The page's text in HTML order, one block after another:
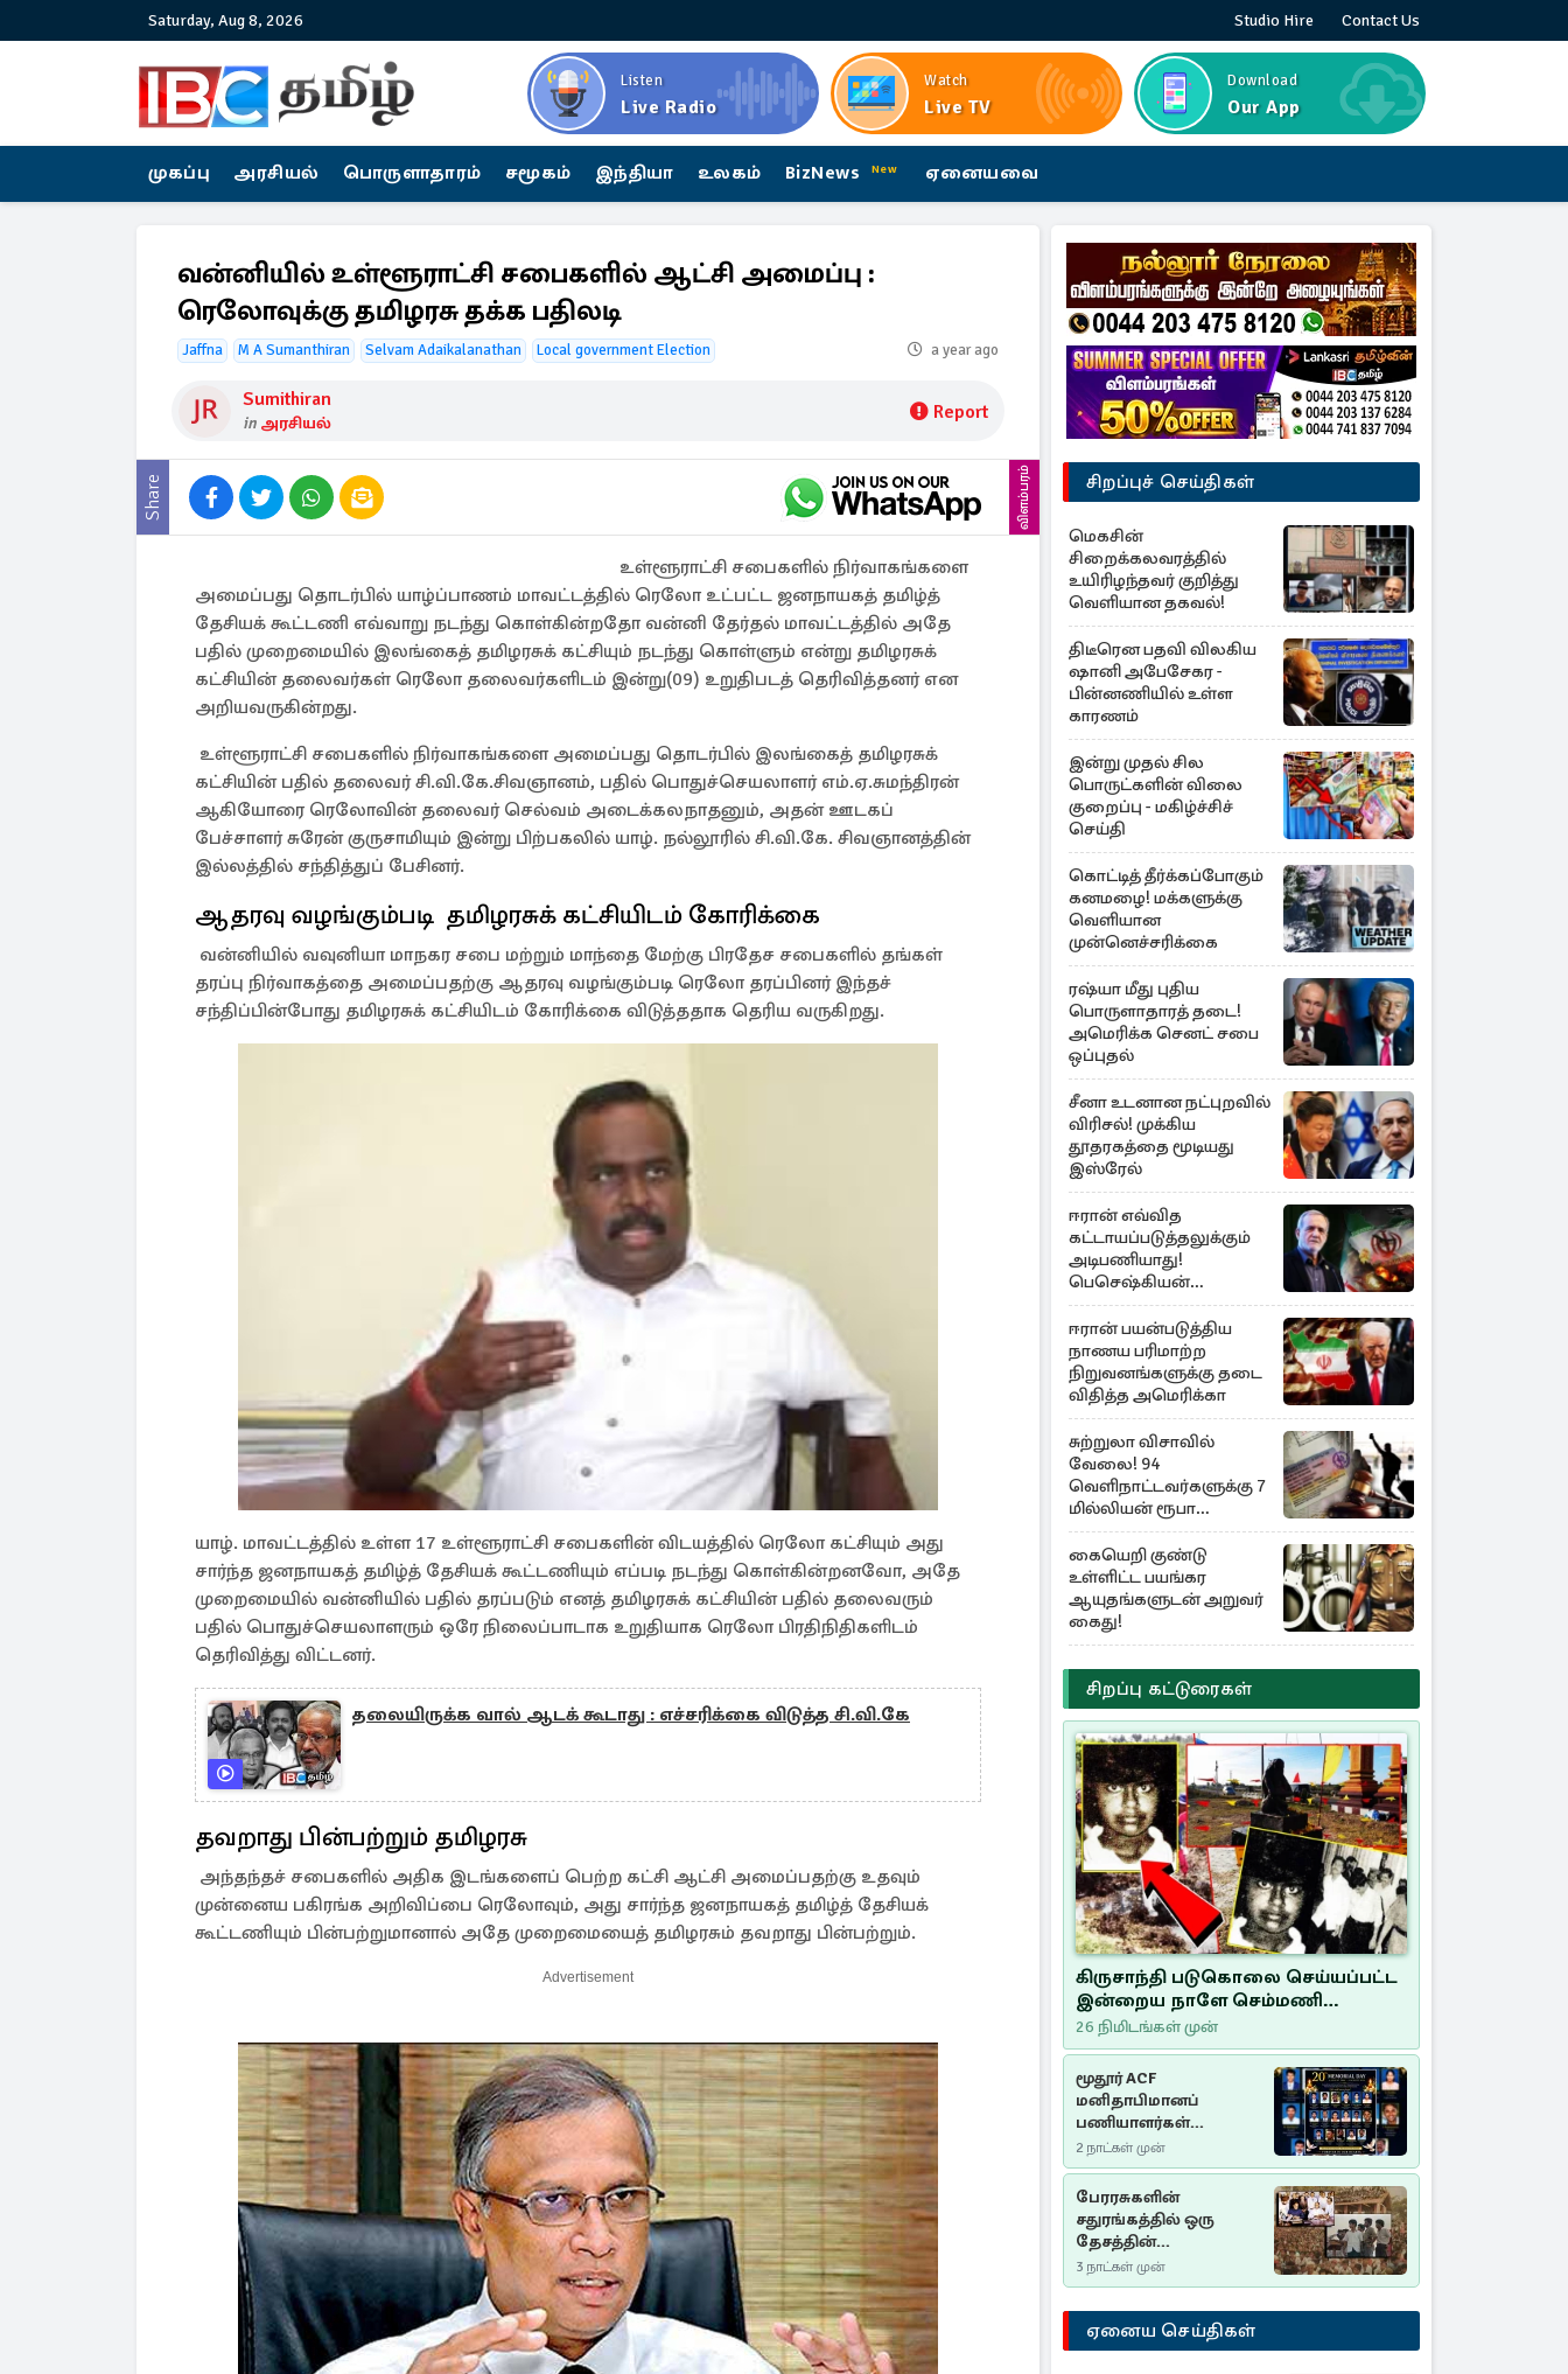
Saturday, Aug 8, 2026 Studio Hire Contact Us
Listen
Live Radio
Watch
Live TV
Download
Our App
முகப்பு அரசியல் பொருளாதாரம் சமூகம் இந்தியா உலகம் BizNews New ஏனையவை
வன்னியில் உள்ளூராட்சி சபைகளில் ஆட்சி அமைப்பு :
ரெலோவுக்கு தமிழரசு தக்க பதிலடி
Jaffna M A Sumanthiran Selvam Adaikalanathan Local government Election a year ago
Sumithiran
in அரசியல் Report
Share விளம்பரம்
உள்ளூராட்சி சபைகளில் நிர்வாகங்களை
அமைப்பது தொடர்பில் யாழ்ப்பாணம் மாவட்டத்தில் ரெலோ உட்பட்ட ஜனநாயகத் தமிழ்த்
தேசியக் கூட்டணி எவ்வாறு நடந்து கொள்கின்றதோ வன்னி தேர்தல் மாவட்டத்தில் அதே
பதில் முறைமையில் இலங்கைத் தமிழரசுக் கட்சியும் நடந்து கொள்ளும் என்று தமிழரசுக்
கட்சியின் தலைவர்கள் ரெலோ தலைவர்களிடம் இன்று(09) உறுதிபடத் தெரிவித்தனர் என
அறியவருகின்றது.
உள்ளூராட்சி சபைகளில் நிர்வாகங்களை அமைப்பது தொடர்பில் இலங்கைத் தமிழரசுக்
கட்சியின் பதில் தலைவர் சி.வி.கே.சிவஞானம், பதில் பொதுச்செயலாளர் எம்.ஏ.சுமந்திரன்
ஆகியோரை ரெலோவின் தலைவர் செல்வம் அடைக்கலநாதனும், அதன் ஊடகப்
பேச்சாளர் சுரேன் குருசாமியும் இன்று பிற்பகலில் யாழ். நல்லூரில் சி.வி.கே. சிவஞானத்தின்
இல்லத்தில் சந்தித்துப் பேசினர்.
ஆதரவு வழங்கும்படி தமிழரசுக் கட்சியிடம் கோரிக்கை
வன்னியில் வவுனியா மாநகர சபை மற்றும் மாந்தை மேற்கு பிரதேச சபைகளில் தங்கள்
தரப்பு நிர்வாகத்தை அமைப்பதற்கு ஆதரவு வழங்கும்படி ரெலோ தரப்பினர் இந்தச்
சந்திப்பின்போது தமிழரசுக் கட்சியிடம் கோரிக்கை விடுத்ததாக தெரிய வருகிறது.
யாழ். மாவட்டத்தில் உள்ள 17 உள்ளூராட்சி சபைகளின் விடயத்தில் ரெலோ கட்சியும் அது
சார்ந்த ஜனநாயகத் தமிழ்த் தேசியக் கூட்டணியும் எப்படி நடந்து கொள்கின்றனவோ, அதே
முறைமையில் வன்னியில் பதில் தரப்படும் எனத் தமிழரசுக் கட்சியின் பதில் தலைவரும்
பதில் பொதுச்செயலாளரும் ஒரே நிலைப்பாடாக உறுதியாக ரெலோ பிரதிநிதிகளிடம்
தெரிவித்து விட்டனர்.
தலையிருக்க வால் ஆடக் கூடாது : எச்சரிக்கை விடுத்த சி.வி.கே
தவறாது பின்பற்றும் தமிழரசு
அந்தந்தச் சபைகளில் அதிக இடங்களைப் பெற்ற கட்சி ஆட்சி அமைப்பதற்கு உதவும்
முன்னைய பகிரங்க அறிவிப்பை ரெலோவும், அது சார்ந்த ஜனநாயகத் தமிழ்த் தேசியக்
கூட்டணியும் பின்பற்றுமானால் அதே முறைமையைத் தமிழரசும் தவறாது பின்பற்றும்.
Advertisement
சிறப்புச் செய்திகள்
மெகசின்
சிறைக்கலவரத்தில்
உயிரிழந்தவர் குறித்து
வெளியான தகவல்!
திடீரென பதவி விலகிய
ஷானி அபேசேகர -
பின்னணியில் உள்ள
காரணம்
இன்று முதல் சில
பொருட்களின் விலை
குறைப்பு - மகிழ்ச்சிச்
செய்தி
கொட்டித் தீர்க்கப்போகும்
கனமழை! மக்களுக்கு
வெளியான
முன்னெச்சரிக்கை
ரஷ்யா மீது புதிய
பொருளாதாரத் தடை!
அமெரிக்க செனட் சபை
ஒப்புதல்
சீனா உடனான நட்புறவில்
விரிசல்! முக்கிய
தூதரகத்தை மூடியது
இஸ்ரேல்
ஈரான் எவ்வித
கட்டாயப்படுத்தலுக்கும்
அடிபணியாது!
பெசெஷ்கியன்
அறிவிப்பு
ஈரான் பயன்படுத்திய
நாணய பரிமாற்ற
நிறுவனங்களுக்கு தடை
விதித்த அமெரிக்கா
சுற்றுலா விசாவில்
வேலை! 94
வெளிநாட்டவர்களுக்கு 7
மில்லியன் ரூபா
அபராதம்
கையெறி குண்டு
உள்ளிட்ட பயங்கர
ஆயுதங்களுடன் அறுவர்
கைது!
சிறப்பு கட்டுரைகள்
கிருசாந்தி படுகொலை செய்யப்பட்ட
இன்றைய நாளே செம்மணி
இனப்படுகொலை தினம்…!
26 நிமிடங்கள் முன்
மூதூர் ACF
மனிதாபிமானப்
பணியாளர்கள்
படுகொலை (2006): 20
ஆண்டுகளாகியும் நீதி
மறுக்கப்பட்ட
மனிதாபிமானப்
பேரவலம்
2 நாட்கள் முன்
பேரரசுகளின்
சதுரங்கத்தில் ஒரு
தேசத்தின்
தீர்க்கதரிசனம் :
சுதுமலை பிரகடனம்
ஒரு வரலாற்றுப் பாடம்
3 நாட்கள் முன்
ஏனைய செய்திகள்